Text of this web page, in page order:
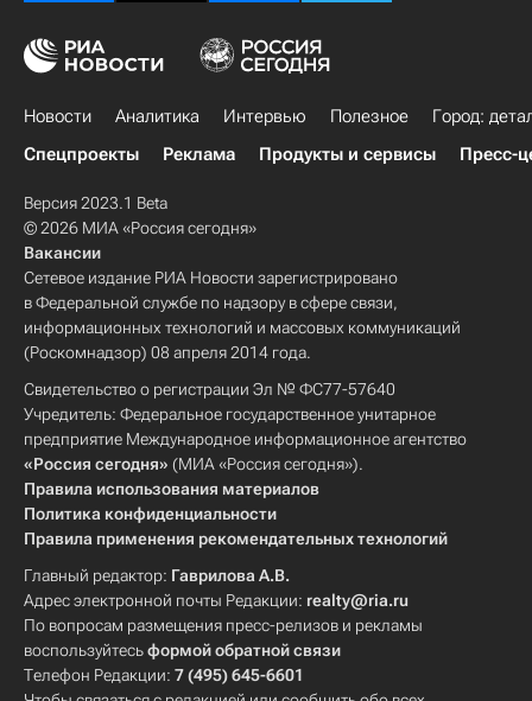
Новости Аналитика Интервью Полезное
Город:
Спецпроекты
Реклама Продукты и сервисы Пресс-
Версия 2023.1 Beta
© 2026 МИА «Россия сегодня»
Вакансии
Сетевое издание РИА Новости зарегистрировано
в Федеральной службе по надзору в сфере связи,
информационных технологий и массовых коммуникаций
(Роскомнадзор) 08 апреля 2014 года.
Свидетельство о регистрации Эл № ФС77-57640
Учредитель: Федеральное государственное унитарное
предприятие Международное информационное агентство
«Россия сегодня» (МИА «Россия сегодня»).
Правила использования материалов
Политика конфиденциальности
Правила применения рекомендательных технологий
Главный редактор: Гаврилова А.В.
Адрес электронной почты Редакции: realty@ria.ru
По вопросам размещения пресс-релизов и рекламы
воспользуйтесьформой обратной связи
Телефон Редакции: 7 (495) 645-6601